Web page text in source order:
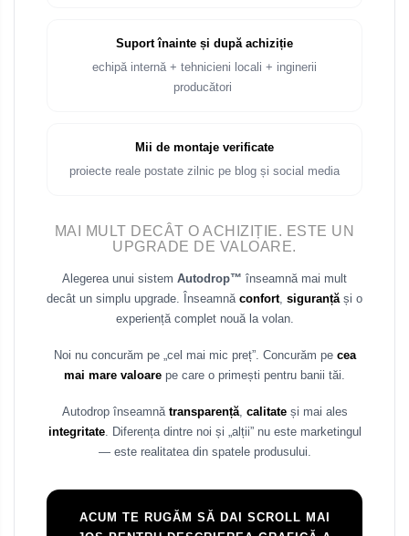
Suport înainte și după achiziție
echipă internă + tehnicieni locali + inginerii
producători
Mii de montaje verificate
proiecte reale postate zilnic pe blog și social media
MAI MULT DECÂT O ACHIZIȚIE. ESTE UN
UPGRADE DE VALOARE.
Alegerea unui sistem Autodrop™ înseamnă mai mult
decât un simplu upgrade. Înseamnă confort, siguranțăși o
experiență complet nouă la volan.
Noi nu concurăm pe „cel mai mic preț”. Concurăm pe cea
mai mare valoare pe care o primești pentru banii tăi.
Autodrop înseamnă transparență, calitateși mai ales
integritate. Diferența dintre noi și „alții” nu este marketingul
— este realitatea din spatele produsului.
ACUM TE RUGĂM SĂ DAI SCROLL MAI